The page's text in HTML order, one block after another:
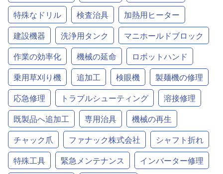
特殊なドリル
検査治具
加熱用ヒーター
建設機器
洗浄用タンク
マニホールドブロック
作業の効率化
機械の延命
ロボットハンド
乗用草刈り機
追加工 検眼機
製麺機の修理
応急修理
トラブルシューティング
溶接修理
既製品へ追加工
専用治具
機械の再生
チャック爪
ファナック株式会社
シャフト折れ
特殊工具
緊急メンテナンス
インバーター修理